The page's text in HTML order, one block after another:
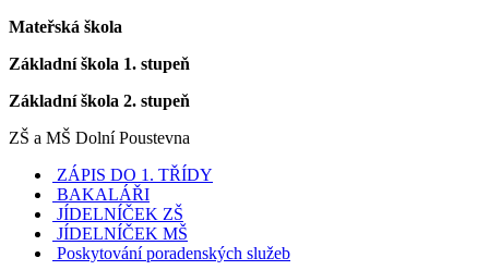
Mateřská škola
Základní škola 1. stupeň
Základní škola 2. stupeň
ZŠ a MŠ Dolní Poustevna
ZÁPIS DO 1. TŘÍDY
BAKALÁŘI
JÍDELNÍČEK ZŠ
JÍDELNÍČEK MŠ
Poskytování poradenských služeb